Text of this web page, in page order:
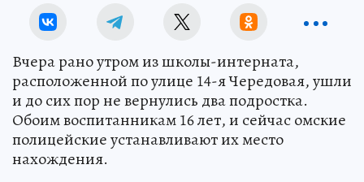
Вчера рано утром из школы-интерната,
расположенной по улице 14-я Чередовая, ушли
и до сих пор не вернулись два подростка.
Обоим воспитанникам 16 лет, и сейчас омские
полицейские устанавливают их место
нахождения.